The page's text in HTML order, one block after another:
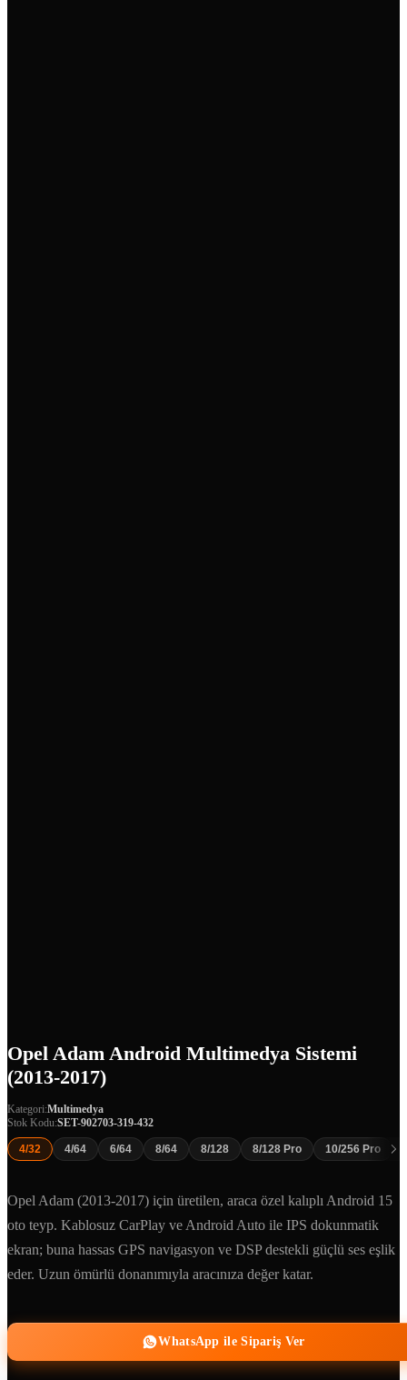
Opel Adam Android Multimedya Sistemi
(2013-2017)
Kategori:Multimedya
Stok Kodu:SET-902703-319-432
4/32 4/64 6/64 8/64 8/128 8/128 Pro 10/256 Pro
Opel Adam (2013-2017) için üretilen, araca özel kalıplı Android 15
oto teyp. Kablosuz CarPlay ve Android Auto ile IPS dokunmatik
ekran; buna hassas GPS navigasyon ve DSP destekli güçlü ses eşlik
eder. Uzun ömürlü donanımıyla aracınıza değer katar.
WhatsApp ile Sipariş Ver